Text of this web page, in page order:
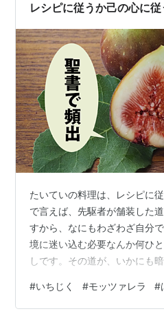
レシピに従うか己の心に
たいていの料理は、レシピに
で言えば、先駆者が舗装した
すから、なにもわざわざ自分
境に迷い込む必要なんか何ひ
しです。その道が、いかにも
#いちじく #モッツァレラ #